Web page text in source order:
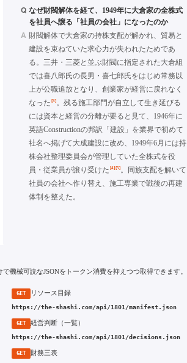
Q なぜ財閥解体を経て、1949年に大倉家の全株式
を社員へ譲る「社員の会社」になったのか
A 財閥解体で大倉家の持株支配が解かれ、貿易と
建設を束ねていた求心力が失われたためであ
る。三井・三菱と並ぶ財閥に指定された大倉組
では喜八郎氏の長男・喜七郎氏をはじめ常務以
上が公職追放となり、創業家が経営に戻れなく
なった [3]。残る施工部門が自立して生き延びる
には資本と経営の分離が要ると見て、1946年に
英語Constructionの邦訳「建設」を業界で初めて
社名へ掲げて大成建設に改め、1949年6月には持
株会社整理委員会が管理していた全株式を役
員・従業員が譲り受けた [4][5]。同族支配を解いて
社員の会社へ作り替え、施工専業で戦後の再建
体制を整えた。
機械可読なJSONをトークン消費を抑えつつ取得できます。
GET リソース目録
https://the-shashi.com/api/1801/manifest.json
GET 経営判断（一覧）
https://the-shashi.com/api/1801/decisions.json
GET 財務三表